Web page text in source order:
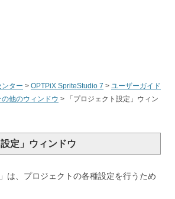
ター > OPTPiX SpriteStudio 7 > ユーザーガイド
の他のウィンドウ >
「プロジェクト設定」ウィン
定」ウィンドウ
は、プロジェクトの各種設定を行うため